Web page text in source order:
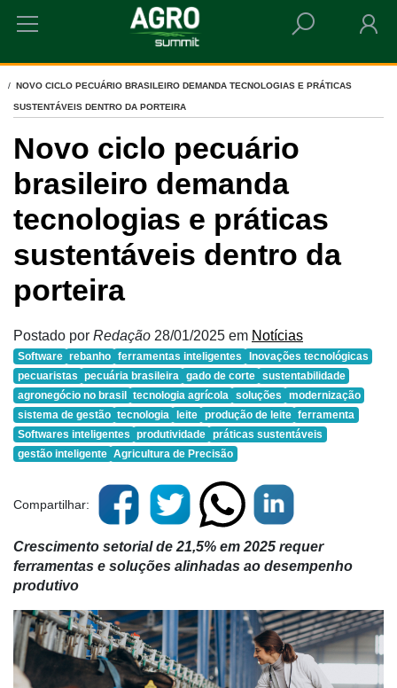
HOME
NOVO CICLO PECUÁRIO BRASILEIRO DEMANDA TECNOLOGIAS E PRÁTICAS
SUSTENTÁVEIS DENTRO DA PORTEIRA
Novo ciclo pecuário
brasileiro demanda
tecnologias e práticas
sustentáveis dentro da
porteira
Postado por Redação 28/01/2025 em Notícias
Software rebanho ferramentas inteligentes
Inovações tecnológicas
pecuaristas pecuária brasileira gado de corte sustentabilidade
agronegócio no brasil
tecnologia agrícola soluções
modernização
sistema de gestão tecnologia leite produção de leite ferramenta
Softwares inteligentes produtividade práticas sustentáveis
gestão inteligente Agricultura de Precisão
Compartilhar:
Crescimento setorial de 21,5% em 2025 requer
ferramentas e soluções alinhadas ao desempenho
produtivo